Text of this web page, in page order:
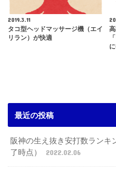
2019.3.11
タコ型ヘッドマッサージ機（エイ
リラン）が快適
最近の投稿
阪神の生え抜き安打数ランキ
了時点）
2022.02.06